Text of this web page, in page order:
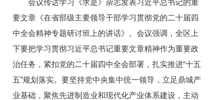
会议传达学习《求是》杂志发表习近平总书记的重
要文章《在省部级主要领导干部学习贯彻党的二十届四
中全会精神专题研讨班上的讲话》。会议强调，全区上
下要把学习贯彻习近平总书记重要文章精神作为重要政
治任务，紧扣党的二十届四中全会部署，扎实推进“十五
五”规划落实。要坚持党中央集中统一领导，立足鼎城产
业基础，聚焦先进制造业和现代化产业体系建设，主动